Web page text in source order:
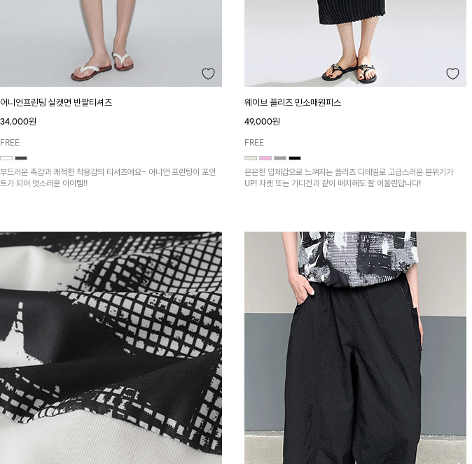
어니언프린팅 실켓면 반팔티셔츠
34,000원
FREE
부드러운 촉감과 쾌적한 착용감의 티셔츠에요~ 어니언 프린팅이 포인
트가 되어 멋스러운 아이템!!
웨이브 플리츠 민소매원피스
49,000원
FREE
은은한 입체감으로 느껴지는 플리츠 디테일로 고급스러운 분위기가
UP! 자켓 또는 가디건과 같이 매치해도 잘 어울린답니다!